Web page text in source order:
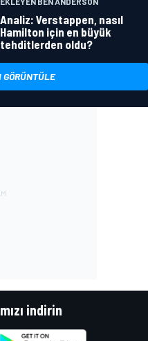
Analiz: Verstappen, nasıl
Hamilton için en büyük
tehditlerden oldu?
indirin